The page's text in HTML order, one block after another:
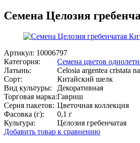
Семена Целозия
Артикул: 10006797
Категория:
Семена цветов
Латынь:
Celosia argentea cristata
Сорт:
Китайский шелк
Вид культуры:
Декоративная
Торговая марка:Гавриш
Серия пакетов: Цветочная коллекция
Фасовка (г):
0,1 г
Культура:
Целозия гребенчатая
Добавить товар к сравнению